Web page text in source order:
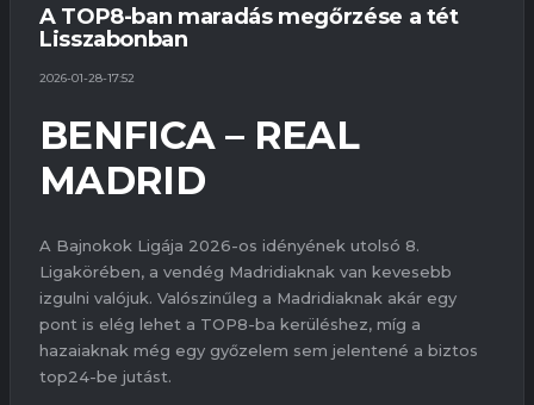
A TOP8-ban maradás megőrzése a tét
Lisszabonban
2026-01-28-17:52
BENFICA – REAL
MADRID
A Bajnokok Ligája 2026-os idényének utolsó 8.
Ligakörében, a vendég Madridiaknak van kevesebb
izgulni valójuk. Valószinűleg a Madridiaknak akár egy
pont is elég lehet a TOP8-ba kerüléshez, míg a
hazaiaknak még egy győzelem sem jelentené a biztos
top24-be jutást.